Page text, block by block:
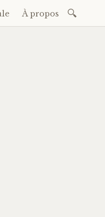
À propos